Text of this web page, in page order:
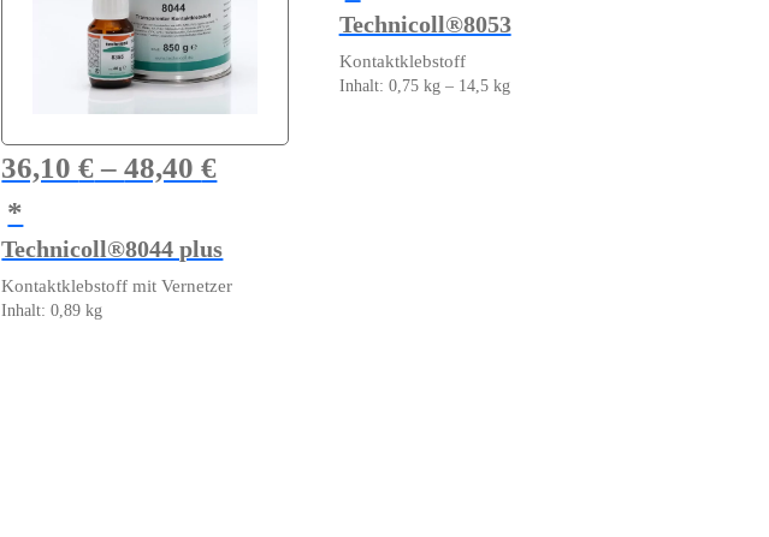
36,10€–48,40€
Technicoll®8044 plus
Kontaktklebstoff mit Vernetzer
Inhalt: 0,89kg
Technicoll®8053
Kontaktklebstoff
Inhalt: 0,75 kg– 14,5 kg